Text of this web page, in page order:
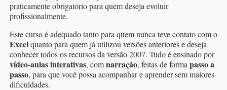
praticamente obrigatório para quem deseja evoluir
profissionalmente.
Este curso é adequado tanto para quem nunca teve contato com o
Excelquanto para quem já utilizou versões anteriores e deseja
conhecer todos os recursos da versão 2007. Tudo é ensinado por
vídeo-aulas interativas, comnarração, feitas de forma passo a
passo, para que você possa acompanhar e aprender sem maiores
dificuldades.